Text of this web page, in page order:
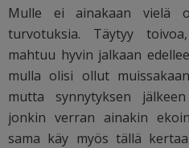
Mulle ei ainakaan vielä
turvotuksia. Täytyy
mahtuu hyvin jalkaan
mulla olisi ollut
mutta synnytyksen
jonkin verran ainakin
sama käy myös tällä